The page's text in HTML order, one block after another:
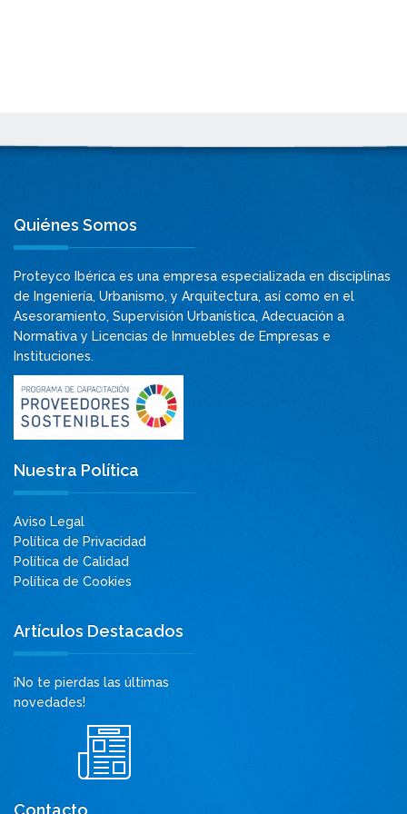
Quiénes Somos
Proteyco Ibérica es una empresa especializada en disciplinas
de Ingeniería, Urbanismo, y Arquitectura, así como en el
Asesoramiento, Supervisión Urbanística, Adecuación a
Normativa y Licencias de Inmuebles de Empresas e
Instituciones.
Nuestra Política
Aviso Legal
Política de Privacidad
Política de Calidad
Política de Cookies
Artículos Destacados
¡No te pierdas las últimas
novedades!